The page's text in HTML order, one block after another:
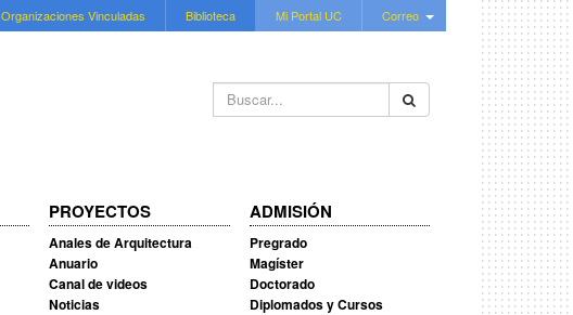
Organizaciones Vinculadas Biblioteca Mi Portal UC Correo
Buscar...
PROYECTOS
Anales de Arquitectura
Anuario
Canal de videos
Noticias
ADMISIÓN
Pregrado
Magíster
Doctorado
Diplomados y Cursos